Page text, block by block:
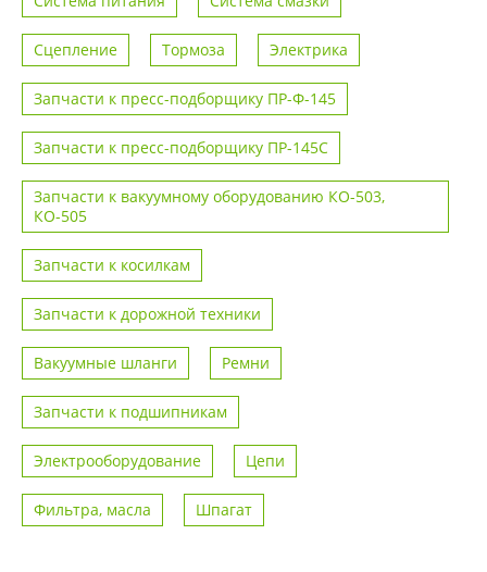
Сцепление Тормоза Электрика
Запчасти к пресс-подборщику ПР-Ф-145
Запчасти к пресс-подборщику ПР-145С
Запчасти к вакуумному оборудованию КО-503,
КО-505
Запчасти к косилкам
Запчасти к дорожной техники
Вакуумные шланги Ремни
Запчасти к подшипникам
Электрооборудование Цепи
Фильтра, масла Шпагат